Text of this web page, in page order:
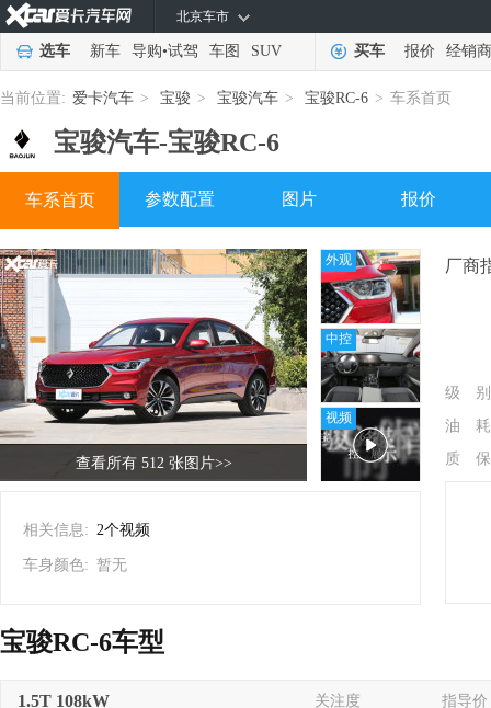
北京车市
选车 新车 导购•试驾 车图 SUV 买车 报价 经销商
当前位置: 爱卡汽车 > 宝骏 > 宝骏汽车 > 宝骏RC-6 > 车系首页
宝骏汽车-宝骏RC-6
车系首页 参数配置 图片 报价
查看所有 512 张图片>>
外观
中控
视频
相关信息: 2个视频
车身颜色: 暂无
厂商
级 别
油 耗
质 保
宝骏RC-6车型
1.5T 108kW 关注度 指导价